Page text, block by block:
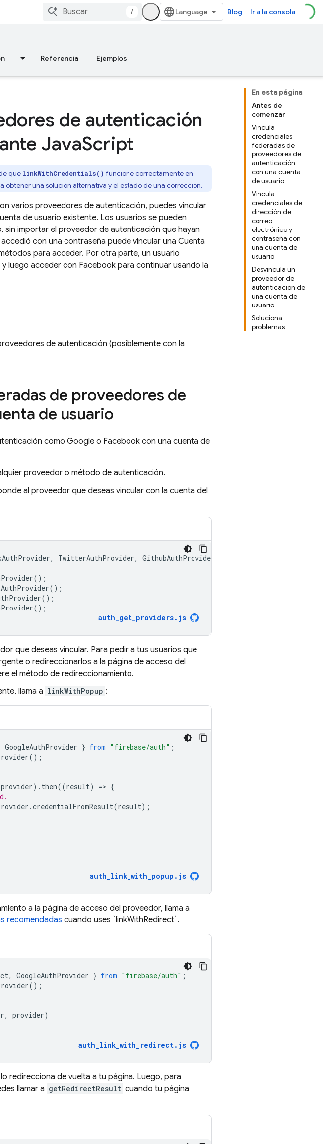
/ Blog Ir a la consola
Referencia Ejemplos
En esta página
Antes de
comenzar
Vincula
credenciales
federadas de
proveedores de
autenticación
con una cuenta
de usuario
Vincula
credenciales de
dirección de
correo
electrónico y
contraseña con
una cuenta de
usuario
Desvincula un
proveedor de
autenticación de
una cuenta de
usuario
Soluciona
problemas
de autenticación
JavaScript
que linkWithCredentials() funcione correctamente en
obtener una solución alternativa y el estado de una corrección.
varios proveedores de autenticación, puedes vincular
de usuario existente. Los usuarios se pueden
sin importar el proveedor de autenticación que hayan
con una contraseña puede vincular una Cuenta
para acceder. Por otra parte, un usuario
luego acceder con Facebook para continuar usando la
de autenticación (posiblemente con la
de proveedores de
de usuario
como Google o Facebook con una cuenta de
proveedor o método de autenticación.
al proveedor que deseas vincular con la cuenta del
, TwitterAuthProvider, GithubAuthProvider
();
();
();
();
auth_get_providers. js
que deseas vincular. Para pedir a tus usuarios que
o redireccionarlos a la página de acceso del
el método de redireccionamiento.
llama a linkWithPopup :
GoogleAuthProvider } from "firebase/auth" ;
();
provider). then((result) => {
.credentialFromResult(result);
auth_link_with_popup . js
a la página de acceso del proveedor, llama a
recomendadas cuando uses `linkWithRedirect`.
, GoogleAuthProvider } from "firebase/auth" ;
();
, provider)
auth_link_with_redirect. js
redirecciona de vuelta a tu página. Luego, para
llamar a getRedirectResult cuando tu página